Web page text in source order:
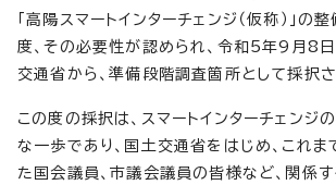
「高陽スマートインターチェンジ（仮称）」の
度、その必要性が認められ、令和5年9月8日
交通省から、準備段階調査箇所として採択さ
この度の採択は、スマートインターチェンジ
な一歩であり、国土交通省をはじめ、これ
た国会議員、市議会議員の皆様など、関係